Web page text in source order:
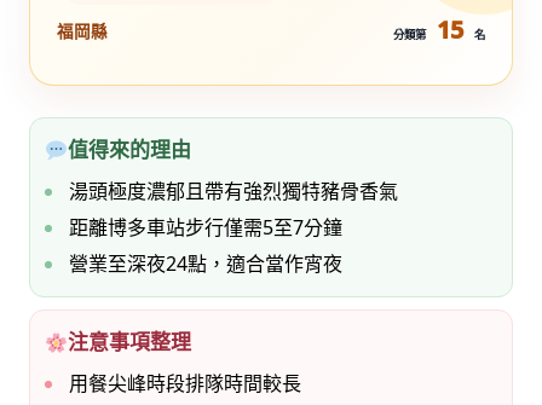
福岡縣 分類第 15 名
值得來的理由
湯頭極度濃郁且帶有強烈獨特豬骨香氣
距離博多車站步行僅需5至7分鐘
營業至深夜24點，適合當作宵夜
注意事項整理
用餐尖峰時段排隊時間較長